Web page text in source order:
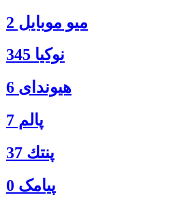
ميو موبايل 2
نوكيا 345
هیوندای 6
پالم 7
پنتك 37
پیامک 0